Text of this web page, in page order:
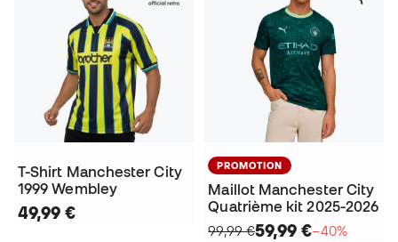
T-Shirt Manchester City
1999 Wembley
49,99 €
PROMOTION
Maillot Manchester City
Quatrième kit 2025-2026
99,99 €59,99 €−40%